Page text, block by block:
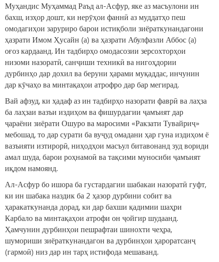
Муҳандис Муҳаммад Раъд ал-Асфур, яке аз масъулони ин
бахш, изҳор дошт, ки нерӯҳои фаннӣ аз муддатҳо пеш
омодагиҳои заруриро барои истиқболи зиёраткунандагони
ҳазрати Имом Ҳусайн (а) ва ҳазрати Абулфазли Аббос (а)
оғоз кардаанд. Ин тадбирҳо омодасозии зерсохторҳои
низоми назоратӣ, санҷиши техникӣ ва нигоҳдории
дурбинҳо дар дохил ва беруни ҳарами муқаддас, инчунин
дар кӯчаҳо ва минтақаҳои атрофро дар бар мегирад.
Вай афзуд, ки ҳадаф аз ин тадбирҳо назорати фаврӣ ва лаҳза
ба лаҳзаи вазъи издиҳом ва фишурдагии ҷамъият дар
ҷараёни зиёрати Ошуро ва маросими «Ракзати Тувайриҷ»
мебошад, то дар сурати ба вуҷуд омадани ҳар гуна издиҳом ё
вазъияти изтирорӣ, ниҳодҳои масъул битавонанд зуд вориди
амал шуда, барои роҳнамоӣ ва тақсими муносиби ҷамъият
иқдом намоянд.
Ал-Асфур бо ишора ба густардагии шабакаи назоратӣ гуфт,
ки ин шабака наздик ба 2 ҳазор дурбини собит ва
ҳаракаткунанда дорад, ки дар бахши қадимии шаҳри
Карбало ва минтақаҳои атрофи он ҷойгир шудаанд.
Ҳамчунин дурбинҳои пешрафтаи шинохти чеҳра,
шумориши зиёраткунандагон ва дурбинҳои ҳароратсанҷ
(гармоӣ) низ дар ин тарҳ истифода мешаванд.